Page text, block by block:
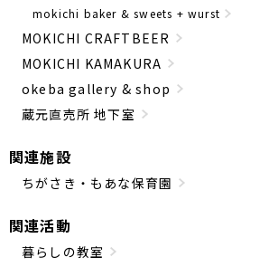
mokichi baker & sweets + wurst
MOKICHI CRAFTBEER
MOKICHI KAMAKURA
okeba gallery & shop
蔵元直売所 地下室
関連施設
ちがさき・もあな保育園
関連活動
暮らしの教室